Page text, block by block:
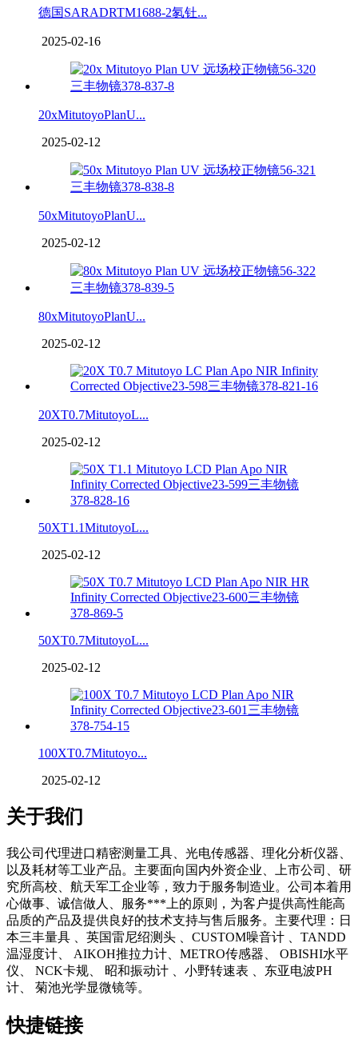
德国SARADRTM1688-2氡钍...
2025-02-16
20xMitutoyoPlanU...
2025-02-12
50xMitutoyoPlanU...
2025-02-12
80xMitutoyoPlanU...
2025-02-12
20XT0.7MitutoyoL...
2025-02-12
50XT1.1MitutoyoL...
2025-02-12
50XT0.7MitutoyoL...
2025-02-12
100XT0.7Mitutoyo...
2025-02-12
关于我们
我公司代理进口精密测量工具、光电传感器、理化分析仪器、
以及耗材等工业产品。主要面向国内外资企业、上市公司、研
究所高校、航天军工企业等，致力于服务制造业。公司本着用
心做事、诚信做人、服务***上的原则，为客户提供高性能高
品质的产品及提供良好的技术支持与售后服务。主要代理：日
本三丰量具 、英国雷尼绍测头 、CUSTOM噪音计 、TANDD
温湿度计、 AIKOH推拉力计、METRO传感器、 OBISHI水平
仪、 NCK卡规、 昭和振动计 、小野转速表 、东亚电波PH
计、 菊池光学显微镜等。
快捷链接